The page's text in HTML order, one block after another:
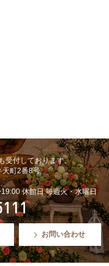
受付しております。
町2番8号
休館日 毎週火・水曜日
お問い合わせ